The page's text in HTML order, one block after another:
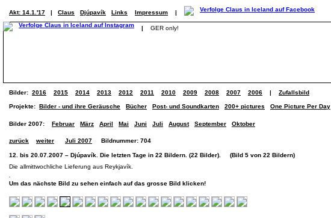
Akt: 14.1.'17 | Claus Djúpavík Links Impressum |
| GER only!
Bilder: 2016 2015 2014 2013 2012 2011 2010 2009 2008 2007 2006 | Zufallsbild
Projekte: Bilder - und ihre Geräusche Bücher Post- und Soundkarten 200+ pictures One Picture Per Day
Bilder 2007: Februar März April Mai Juni Juli August September Oktober
zurück weiter Juli 2007 Bildnummer: 704
12. bis 20.07.2007 – Djúpavík. Die letzten Tage in 22 Bildern. (22 Bilder). (Bild 5 von 22 Bildern)
Die allmittwochliche Lieferung aus Reykjavík.
Um das nächste Bild zu sehen einfach auf das grosse Bild klicken!